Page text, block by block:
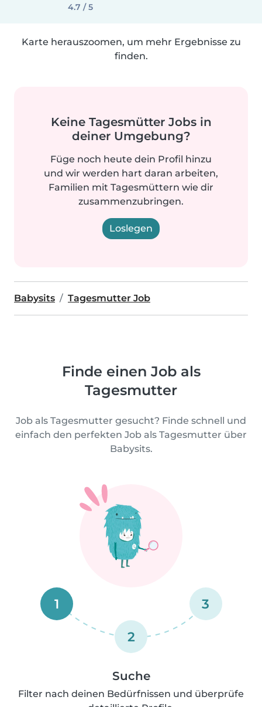
4.7 / 5
Karte herauszoomen, um mehr Ergebnisse zu
finden.
Keine Tagesmütter Jobs in
deiner Umgebung?
Füge noch heute dein Profil hinzu
und wir werden hart daran arbeiten,
Familien mit Tagesmüttern wie dir
zusammenzubringen.
Loslegen
Babysits Tagesmutter Job
Finde einen Job als
Tagesmutter
Job als Tagesmutter gesucht? Finde schnell und
einfach den perfekten Job als Tagesmutter über
Babysits.
1
2
3
Suche
Filter nach deinen Bedürfnissen und überprüfe